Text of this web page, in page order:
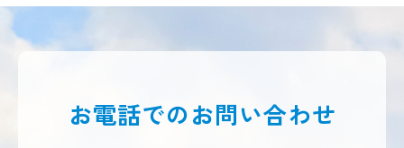
お電話でのお問い合わせ